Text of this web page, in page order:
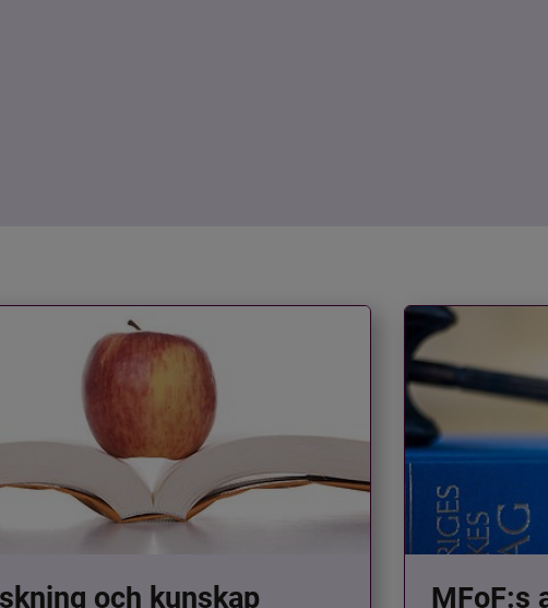
och kunskap
MFoF:s